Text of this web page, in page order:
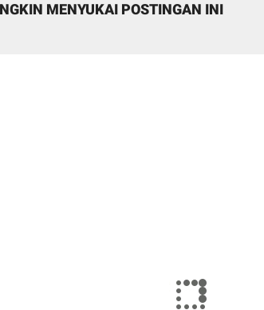
MENYUKAI POSTINGAN INI